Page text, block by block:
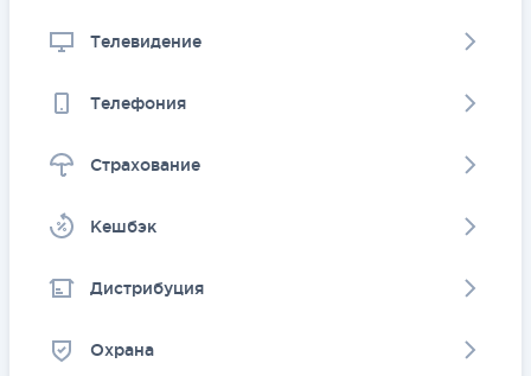
Телевидение
Телефония
Страхование
Kешбэк
Дистрибуция
Охрана